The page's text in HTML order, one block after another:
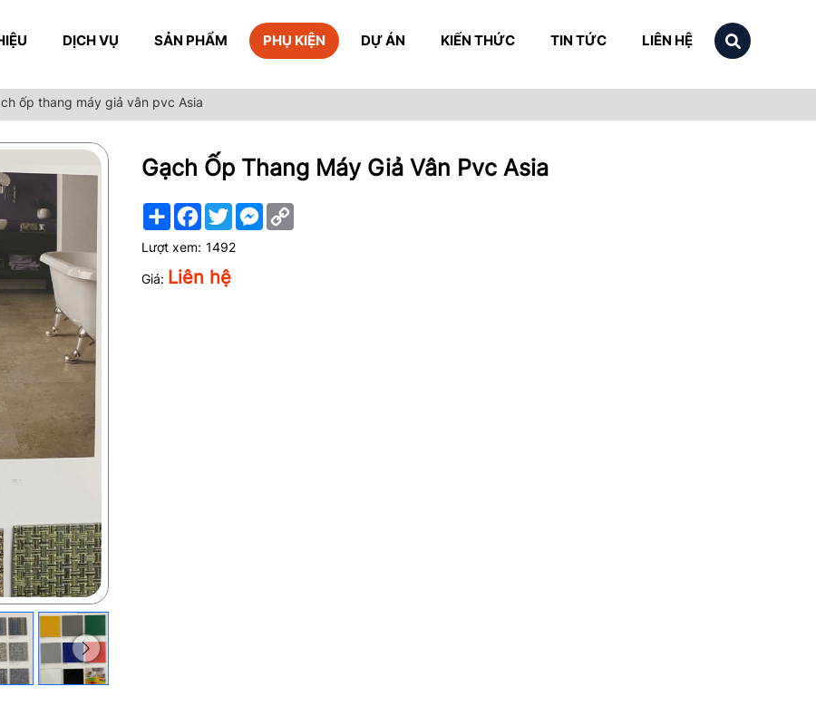
DỊCH VỤ SẢN PHẨM PHỤ KIỆN DỰ ÁN KIẾN THỨC TIN TỨC LIÊN HỆ
ốp thang máy giả vân pvc Asia
Gạch Ốp Thang Máy Giả Vân Pvc Asia
Share Facebook
TwitterMessenger
Lượt xem: 1492
Giá: Liên hệ